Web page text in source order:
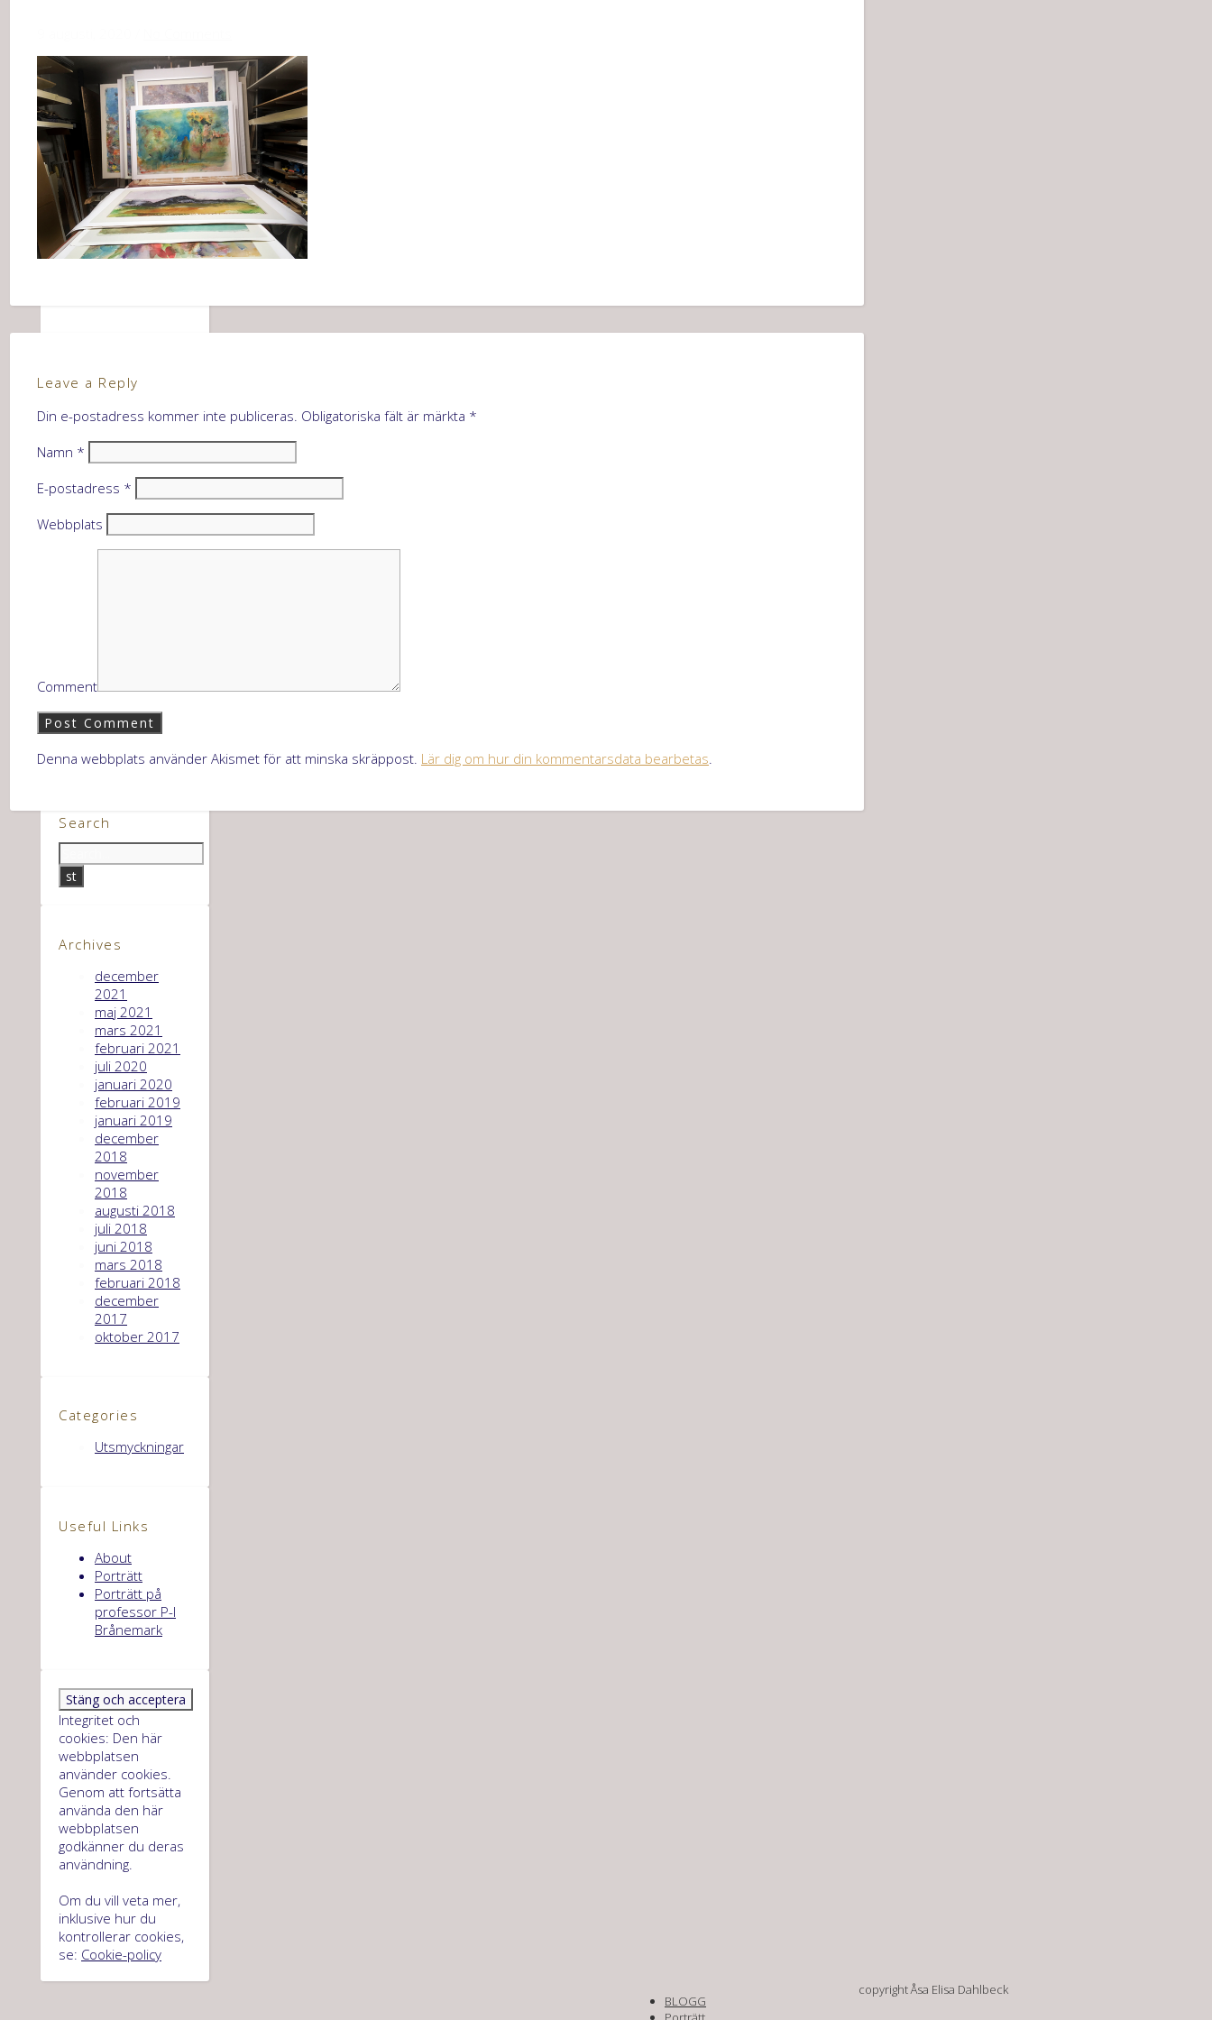
Leave a Reply
Din e-postadress kommer inte publiceras. Obligatoriska fält är märkta *
Namn *
E-postadress *
Webbplats
Comment
Denna webbplats använder Akismet för att minska skräppost. Lär dig om hur din kommentarsdata bearbetas
Search
Archives
december
2021
maj 2021
mars 2021
februari 2021
juli 2020
januari 2020
februari 2019
januari 2019
december
2018
november
2018
augusti 2018
juli 2018
juni 2018
mars 2018
februari 2018
december
2017
oktober 2017
Categories
Utsmyckningar
Useful Links
About
Porträtt
Porträtt på
professor P-I
Brånemark
Integritet och
cookies: Den här
webbplatsen
använder cookies.
Genom att fortsätta
använda den här
webbplatsen
godkänner du deras
användning.
Om du vill veta mer,
inklusive hur du
kontrollerar cookies,
se: Cookie-policy
copyright Åsa Elisa Dahlbeck
BLOGG